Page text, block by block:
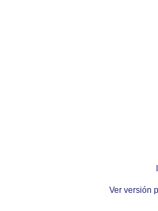
Ver versión